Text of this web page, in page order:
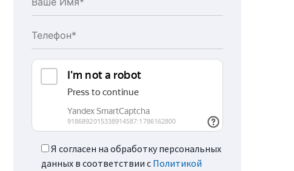
Я согласен на обработку персональных
данных в соответствии с Политикой